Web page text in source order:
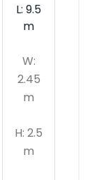
L: 9.5
m
W:
2.45
m
H: 2.5
m